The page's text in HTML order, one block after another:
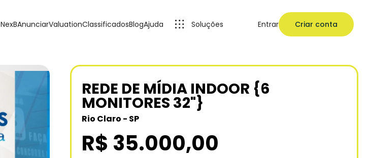
NexBAnunciarValuationClassificadosBlogAjuda Soluções Entrar Criar conta
REDE DE MÍDIA INDOOR {6
MONITORES 32"}
Rio Claro - SP
R$ 35.000,00